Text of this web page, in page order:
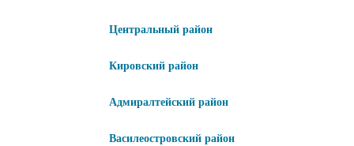
Центральный район
Кировский район
Адмиралтейский район
Василеостровский район